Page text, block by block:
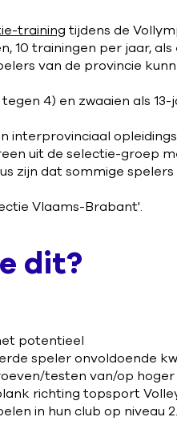
training tijdens de
10 trainingen per jaar,
van de provincie
4) en zwaaien als 13-
interprovinciaal
uit de selectie-groep
zijn dat sommige spelers
Vlaams-Brabant'.
dit?
potentieel
speler onvoldoende
testen van/op hoger
richting topsport
in hun club op niveau 2.